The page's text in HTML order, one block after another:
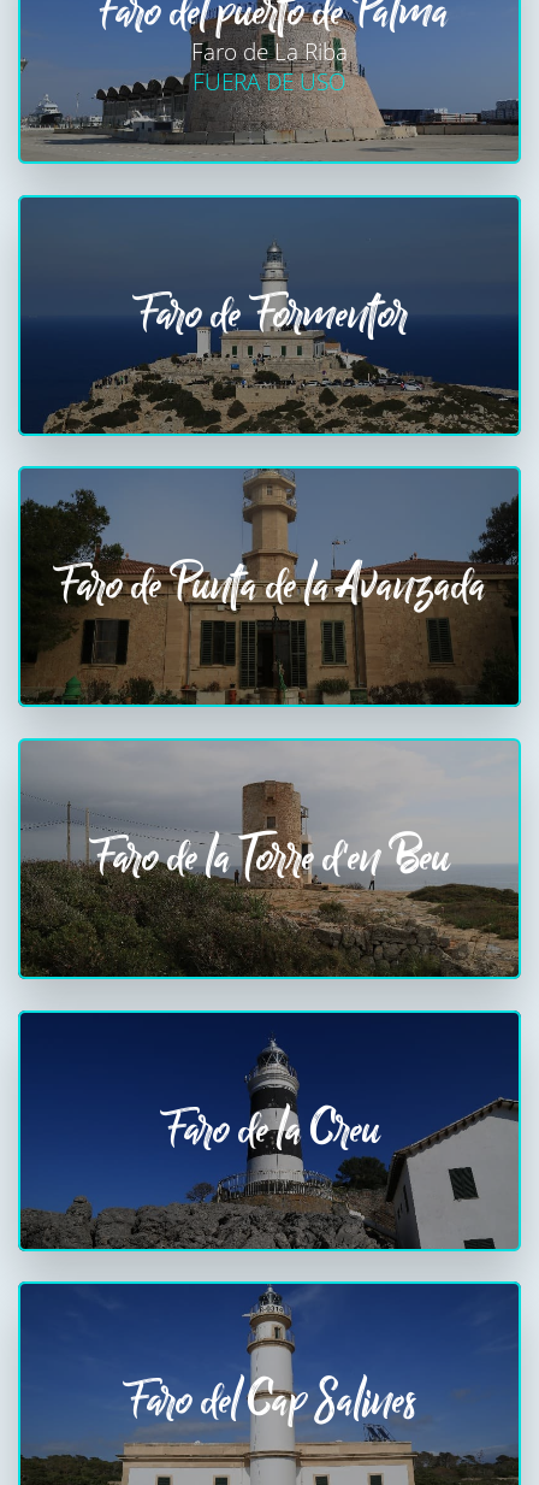
Faro de La Riba
FUERA DE USO
Faro de Formentor
Faro de Punta de la Avanzada
Faro de la Torre d'en Beu
Faro de la Creu
Faro del Cap Salines